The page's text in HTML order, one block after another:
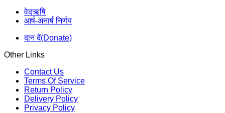
वेदऋषि
आर्ष-अनार्ष निर्णय
दान दें(Donate)
Other Links
Contact Us
Terms Of Service
Return Policy
Delivery Policy
Privacy Policy